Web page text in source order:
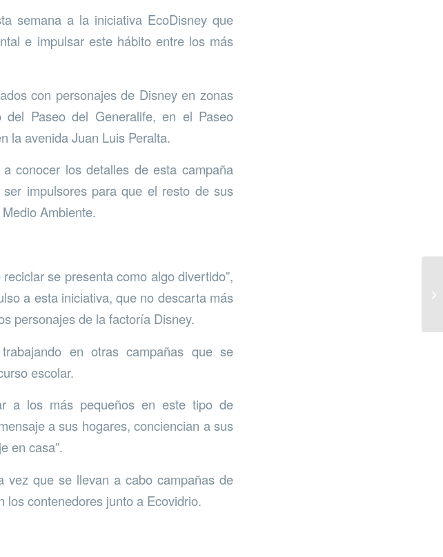
semana a la iniciativa EcoDisney que
e impulsar este hábito entre los más
con personajes de Disney en zonas
Paseo del Generalife, en el Paseo
la avenida Juan Luis Peralta.
conocer los detalles de esta campaña
impulsores para que el resto de sus
Ambiente.
se presenta como algo divertido”,
a esta iniciativa, que no descarta más
personajes de la factoría Disney.
en otras campañas que se
escolar.
a los más pequeños en este tipo de
a sus hogares, conciencian a sus
en casa”.
vez que se llevan a cabo campañas de
los contenedores junto a Ecovidrio.